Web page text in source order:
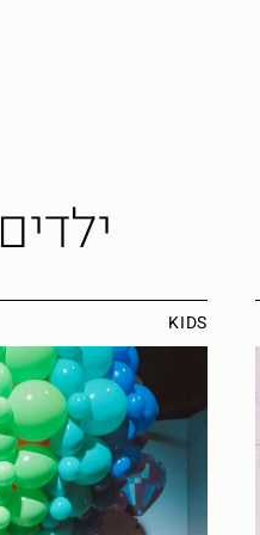
ילדים
KIDS